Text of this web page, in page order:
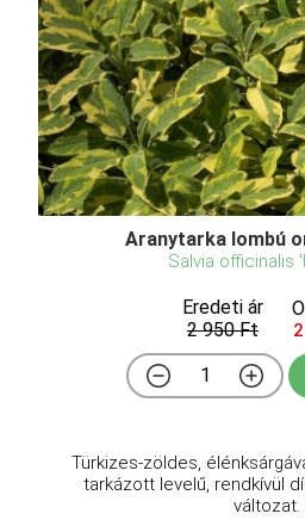
Aranytarka lombú
Salvia officinalis
Eredeti ár
2 950 Ft
Türkizes-zöldes,
tarkázott levelű, rendkívül
változat.